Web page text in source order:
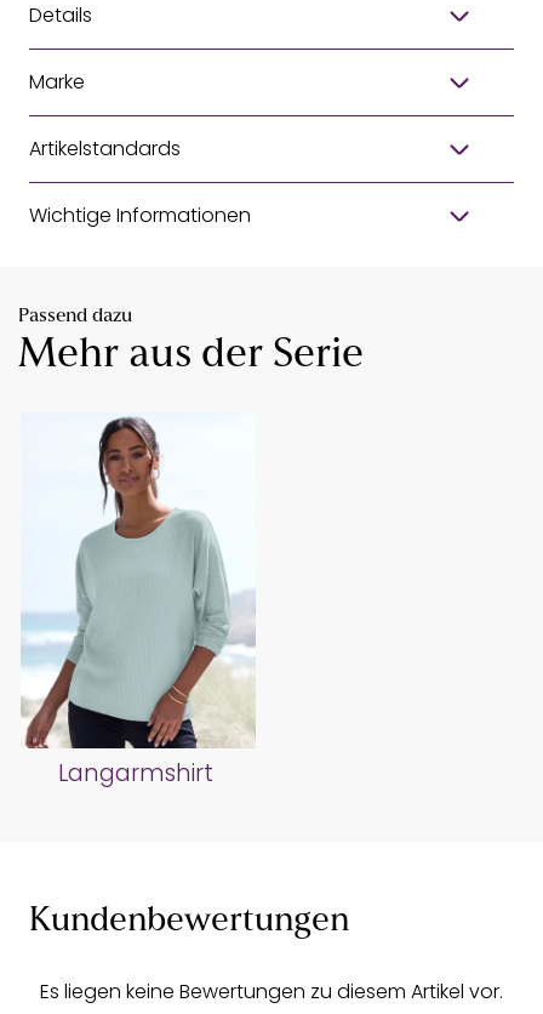
Details
Marke
Artikelstandards
Wichtige Informationen
Passend dazu
Mehr aus der Serie
Langarmshirt
Kundenbewertungen
Es liegen keine Bewertungen zu diesem Artikel vor.